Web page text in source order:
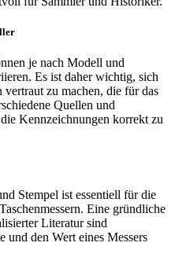
je nach Modell und
Es ist daher wichtig, sich
zu machen, die für das
Quellen und
Kennzeichnungen korrekt zu
Stempel ist essentiell für die
Eine gründliche
Literatur sind
und den Wert eines Messers